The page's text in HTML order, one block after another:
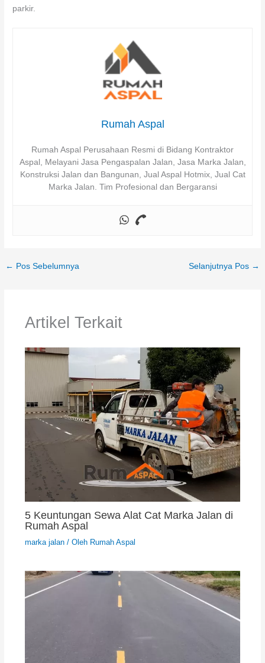
parkir.
Rumah Aspal
Rumah Aspal Perusahaan Resmi di Bidang Kontraktor
Aspal, Melayani Jasa Pengaspalan Jalan, Jasa Marka Jalan,
Konstruksi Jalan dan Bangunan, Jual Aspal Hotmix, Jual Cat
Marka Jalan. Tim Profesional dan Bergaransi
← Pos Sebelumnya Selanjutnya Pos →
Artikel Terkait
5 Keuntungan Sewa Alat Cat Marka Jalan di
Rumah Aspal
marka jalan/ Oleh Rumah Aspal